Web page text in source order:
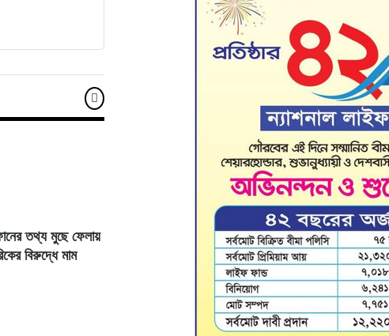
ব্রাজিলিয়ান তারকার দিকে নজর তিন স্প্যানিশ ক্লাবের
হাসপাতালে ভর্তি মিঠুন চক্রবর্তী, কী হয়েছে অভিনেতার?
ব্রাজিলিয়ান স্ট্রাইকারকে নিয়ে ইউনাইটেড ও আর্সেনালের দ্বৈরথ
হঠাৎ সৌদি সফরে এরদোয়ান, আলোচনায় যেসব ইস্যু
ব্রাজিলের সঙ্গে ম্যাচ নিয়ে নতুন সিদ্ধান্ত ভারতের
বাংলাদেশসহ ১৩ দেশের প্রতিরক্ষা জোটের প্রধান কমান্ডার নিয়োগ
তথ্য মুছে ফেলায়
বিরুদ্ধে মাম